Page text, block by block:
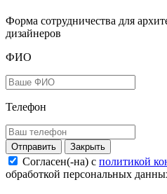
Форма сотрудничества для
дизайнеров
ФИО
Телефон
Закрыть
Согласен(-на) c политикой
обработкой персональных